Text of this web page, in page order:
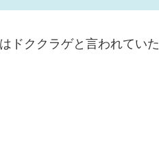
ドククラゲと言われていた